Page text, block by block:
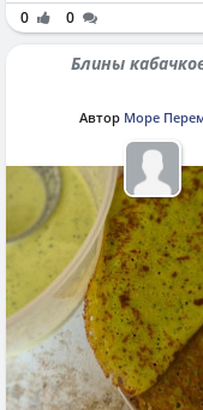
0 0
Блины
Автор Море